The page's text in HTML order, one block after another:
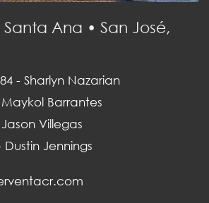
Santa Ana • San José,
- Sharlyn Nazarian
Barrantes
Villegas
Dustin Jennings